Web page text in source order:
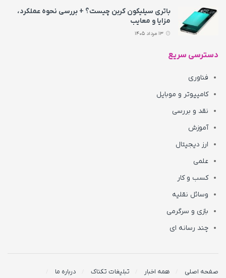
باتری سیلیکون کربن چیست؟ + بررسی نحوه عملکرد،
مزایا و معایب
دسترسی سریع
فناوری
کامپیوتر و موبایل
نقد و بررسی
آموزش
ارز دیجیتال
علمی
کسب و کار
وسائل نقلیه
بازی و سرگرمی
چند رسانه ای
صفحه اصلی همه اخبار تبلیغات تکناک
درباره ما